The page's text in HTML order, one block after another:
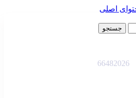
اصلی
جستجو
66482026